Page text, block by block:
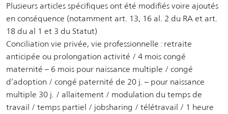
Plusieurs articles spécifiques ont été modifiés voire ajoutés
en conséquence (notamment art. 13, 16 al. 2 du RA et art.
18 du al 1 et 3 du Statut)
Conciliation vie privée, vie professionnelle : retraite
anticipée ou prolongation activité / 4 mois congé
maternité – 6 mois pour naissance multiple / congé
d’adoption / congé paternité de 20 j. – pour naissance
multiple 30 j. / allaitement / modulation du temps de
travail / temps partiel / jobsharing / télétravail / 1 heure